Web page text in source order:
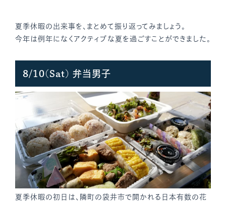
夏季休暇の出来事を、まとめて振り返ってみましょう。
今年は例年になくアクティブな夏を過ごすことができました。
8/10(Sat) 弁当男子
夏季休暇の初日は、隣町の袋井市で開かれる日本有数の花